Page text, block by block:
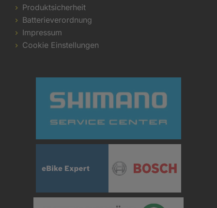
Produktsicherheit
Batterieverordnung
Impressum
Cookie Einstellungen